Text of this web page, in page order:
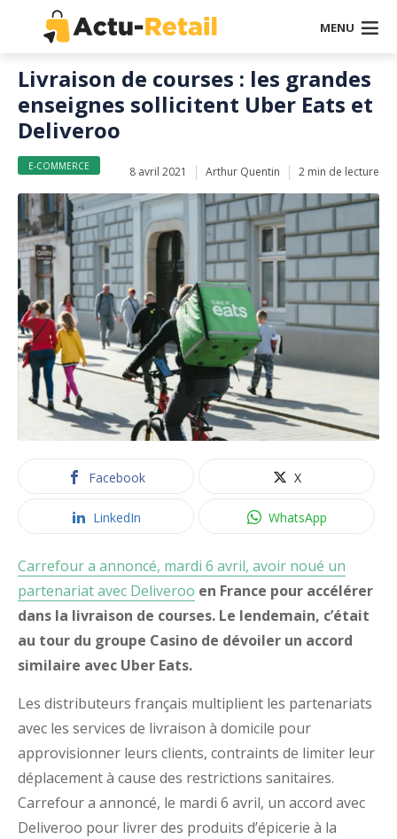
MENU
Livraison de courses : les grandes
enseignes sollicitent Uber Eats et
Deliveroo
E-COMMERCE 8 avril 2021 Arthur Quentin 2 min de lecture
Facebook X
LinkedIn WhatsApp
Carrefour a annoncé, mardi 6 avril, avoir noué un
partenariat avec Deliveroo en France pour accélérer
dans la livraison de courses. Le lendemain, c’était
au tour du groupe Casino de dévoiler un accord
similaire avec Uber Eats.
Les distributeurs français multiplient les partenariats
avec les services de livraison à domicile pour
approvisionner leurs clients, contraints de limiter leur
déplacement à cause des restrictions sanitaires.
Carrefour a annoncé, le mardi 6 avril, un accord avec
Deliveroo pour livrer des produits d’épicerie à la